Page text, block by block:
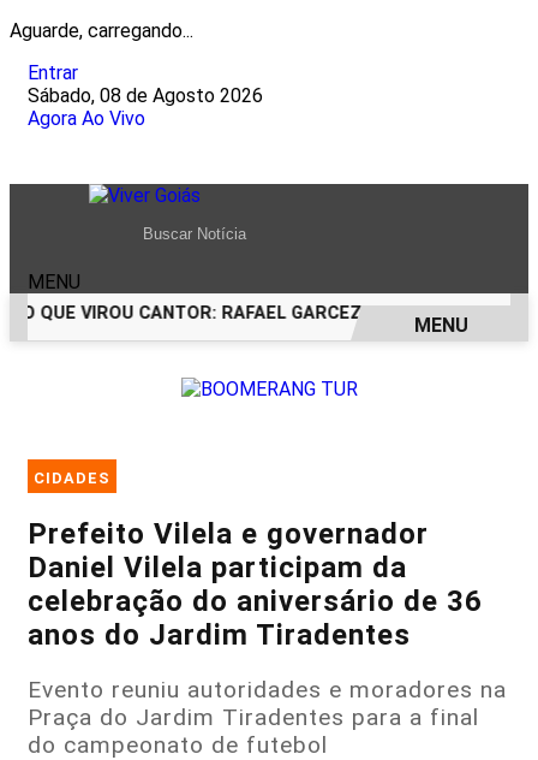
Aguarde, carregando...
Entrar
Sábado, 08 de Agosto 2026
Agora Ao Vivo
MENU
QUE VIROU CANTOR: RAFAEL GARCEZ CELEBRA 24 ANOS
MENU
CIDADES
Prefeito Vilela e governador
Daniel Vilela participam da
celebração do aniversário de 36
anos do Jardim Tiradentes
Evento reuniu autoridades e moradores na
Praça do Jardim Tiradentes para a final
do campeonato de futebol